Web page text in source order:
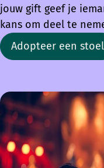
jouw gift geef je
kans om deel te
Adopteer een stoel